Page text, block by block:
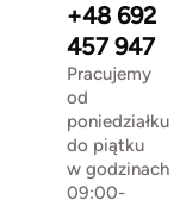
+48 692
457 947
Pracujemy
od
poniedziałku
do piątku
w godzinach
09:00-